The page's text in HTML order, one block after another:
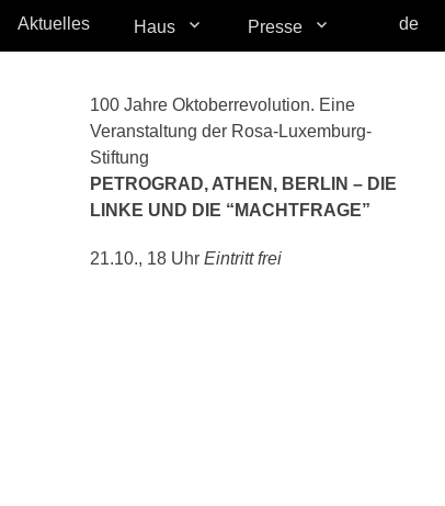
Aktuelles Haus Presse de
100 Jahre Oktoberrevolution. Eine
Veranstaltung der Rosa-Luxemburg-
Stiftung
PETROGRAD, ATHEN, BERLIN – DIE
LINKE UND DIE “MACHTFRAGE”
21.10., 18 Uhr Eintritt frei